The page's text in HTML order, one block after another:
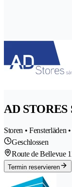
AD STORES
Storen • Fensterläden
Geschlossen
Route de Bellevue
Termin reservieren